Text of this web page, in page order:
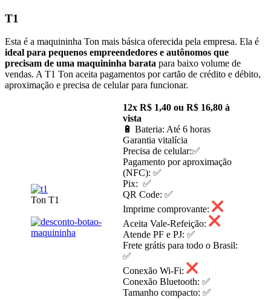
T1
Esta é a maquininha Ton mais básica oferecida pela empresa. Ela é
ideal para pequenos empreendedores e autônomos que
precisam de uma maquininha barata para baixo volume de
vendas. A T1 Ton aceita pagamentos por cartão de crédito e débito,
aproximação e precisa de celular para funcionar.
Ton T1
12x R$ 1,40 ou R$ 16,80 à
vista
🔋 Bateria: Até 6 horas
Garantia vitalícia
Precisa de celular:✅
Pagamento por aproximação
(NFC): ✅
Pix: ✅
QR Code: ✅
Imprime comprovante:
Aceita Vale-Refeição:
Atende PF e PJ: ✅
Frete grátis para todo o Brasil:
✅
Conexão Wi-Fi:
Conexão Bluetooth: ✅
Tamanho compacto: ✅